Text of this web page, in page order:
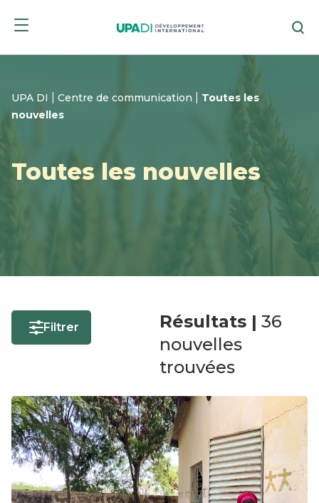
au
au
UPA DI Centre de communication
Toutes les
nouvelles
Toutes les nouvelles
Filtrer Résultats | 36
nouvelles
trouvées